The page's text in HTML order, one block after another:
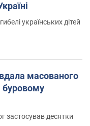
українських дітей
масованого
буровому
застосував десятки